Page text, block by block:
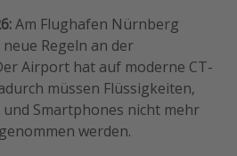
Am Flughafen Nürnberg
Regeln an der
Airport hat auf moderne CT-
müssen Flüssigkeiten,
und Smartphones nicht mehr
werden.